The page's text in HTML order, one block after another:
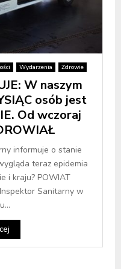
Wydarzenia Zdrowie
W naszym
osób jest
Od wczoraj
informuje o stanie
teraz epidemia
i kraju? POWIAT
Sanitarny w